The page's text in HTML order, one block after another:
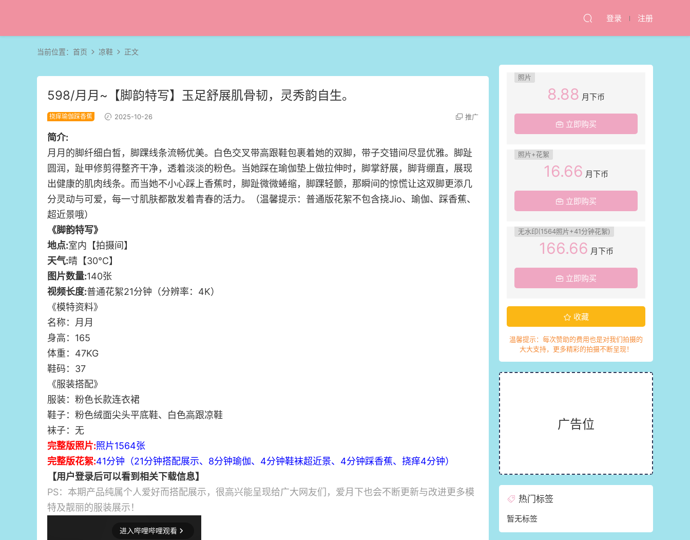
登录 注册
当前位置： 首页 凉鞋 正文
598/月月~【脚韵特写】玉足舒展肌骨韧，灵秀韵自生。
挠痒瑜伽踩香蕉 2025-10-26 推广
简介:
月月的脚纤细白皙，脚踝线条流畅优美。白色交叉带高跟鞋包裹着她的双脚，带子交错间尽显优雅。脚趾
圆润，趾甲修剪得整齐干净，透着淡淡的粉色。当她踩在瑜伽垫上做拉伸时，脚掌舒展，脚背绷直，展现
出健康的肌肉线条。而当她不小心踩上香蕉时，脚趾微微蜷缩，脚踝轻颤，那瞬间的惊慌让这双脚更添几
分灵动与可爱，每一寸肌肤都散发着青春的活力。（温馨提示：普通版花絮不包含挠Jio、瑜伽、踩香蕉、
超近景哦）
《脚韵特写》
地点:室内【拍摄间】
天气:晴【30℃】
图片数量:140张
视频长度:普通花絮21分钟（分辨率：4K）
《模特资料》
名称：月月
身高：165
体重：47KG
鞋码：37
《服装搭配》
服装：粉色长款连衣裙
鞋子：粉色绒面尖头平底鞋、白色高跟凉鞋
袜子：无
完整版照片:照片1564张
完整版花絮:41分钟（21分钟搭配展示、8分钟瑜伽、4分钟鞋袜超近景、4分钟踩香蕉、挠痒4分钟）
【用户登录后可以看到相关下载信息】
PS：本期产品纯属个人爱好而搭配展示，很高兴能呈现给广大网友们，爱月下也会不断更新与改进更多模
特及靓丽的服装展示！
照片
8.88 月下币
立即购买
照片+花絮
16.66 月下币
立即购买
无水印(1564照片+41分钟花絮)
166.66 月下币
立即购买
收藏
温馨提示：每次赞助的费用也是对我们拍摄的
大大支持，更多精彩的拍摄不断呈现！
广告位
热门标签
暂无标签